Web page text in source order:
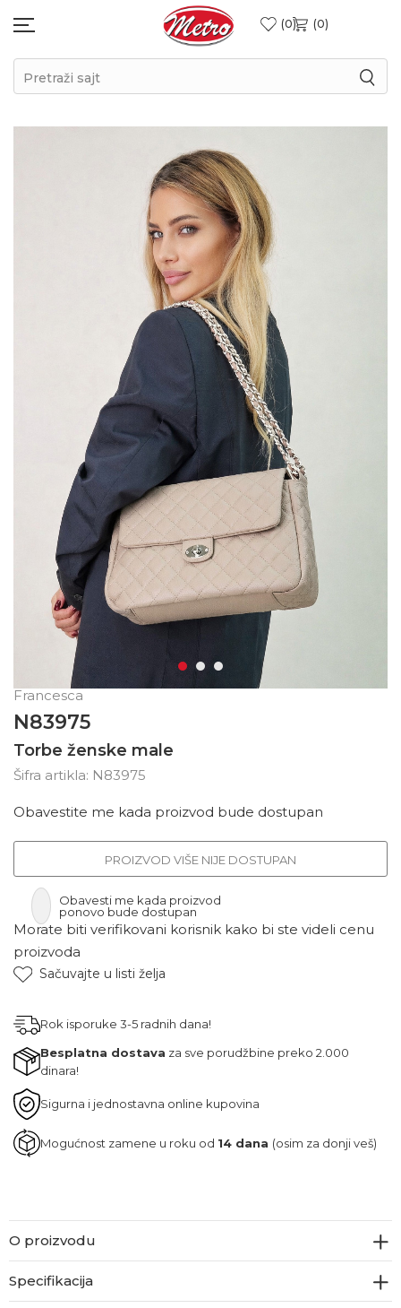
0 0
Pretraži sajt
Francesca
N83975
Torbe ženske male
Šifra artikla: N83975
Obavestite me kada proizvod bude dostupan
PROIZVOD VIŠE NIJE DOSTUPAN
Obavesti me kada proizvod
ponovo bude dostupan
Morate biti verifikovani korisnik kako bi ste videli cenu
proizvoda
Sačuvajte u listi želja
Rok isporuke 3-5 radnih dana!
Besplatna dostava za sve porudžbine preko 2.000
dinara!
Sigurna i jednostavna online kupovina
Mogućnost zamene u roku od 14 dana (osim za donji veš)
O proizvodu
Specifikacija